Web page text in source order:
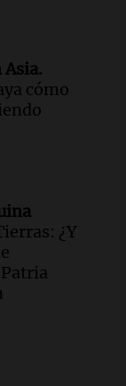
prisión
robo
entre la
y la
cómo
¿Y